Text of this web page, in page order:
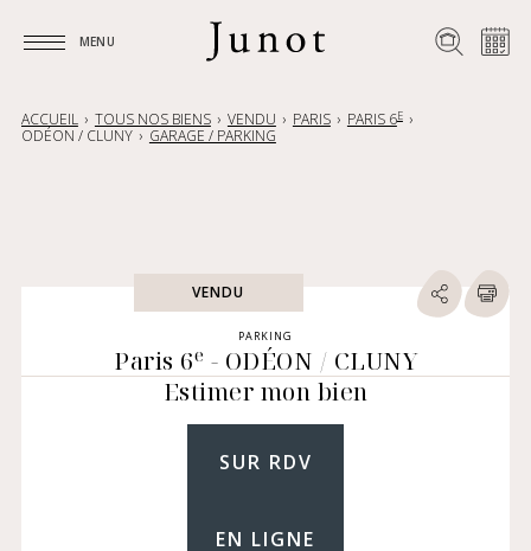
MENU
ACCUEIL TOUS NOS BIENS VENDU PARIS PARIS 6E
ODÉON / CLUNY GARAGE / PARKING
VENDU
PARKING
Paris 6e - ODÉON / CLUNY
Estimer mon bien
SUR RDV
EN LIGNE